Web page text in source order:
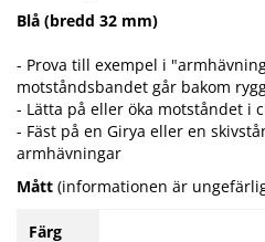
Blå (bredd 32 mm)
- Prova till exempel i
motståndsbandet går bakom
- Lätta på eller öka motståndet i
- Fäst på en Girya eller en
armhävningar
Mått (informationen är
Färg